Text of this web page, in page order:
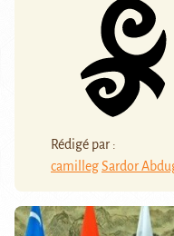
Rédigé par :
camillegSardor